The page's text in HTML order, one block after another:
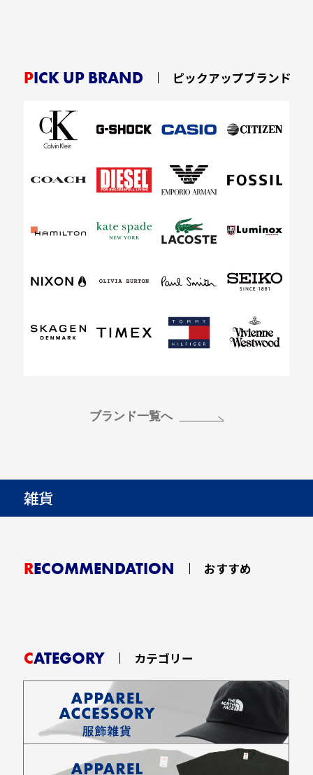
PICK UP BRAND ピックアップブランド
ブランド一覧へ
雑貨
RECOMMENDATION おすすめ
CATEGORY カテゴリー